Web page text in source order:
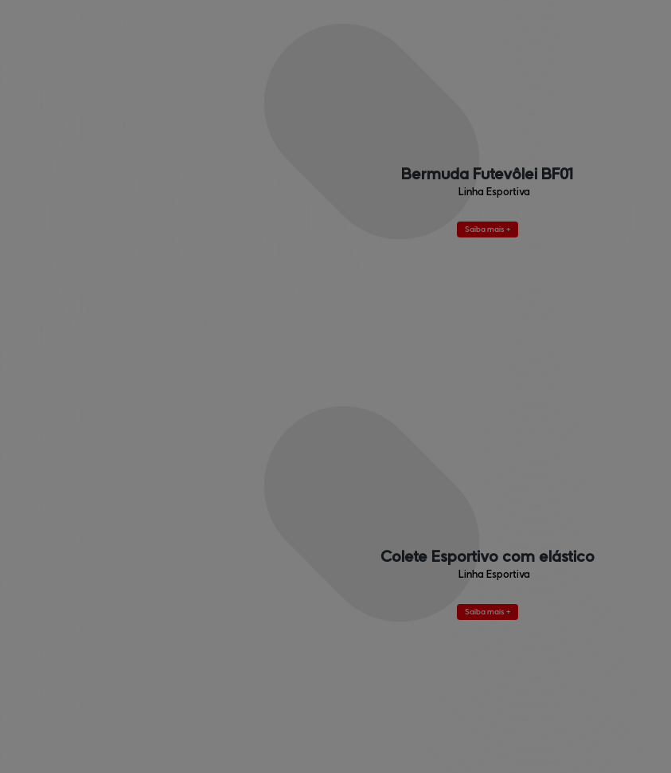
Bermuda Futevôlei BF01
Linha Esportiva
Saiba mais +
Colete Esportivo com elástico
Linha Esportiva
Saiba mais +